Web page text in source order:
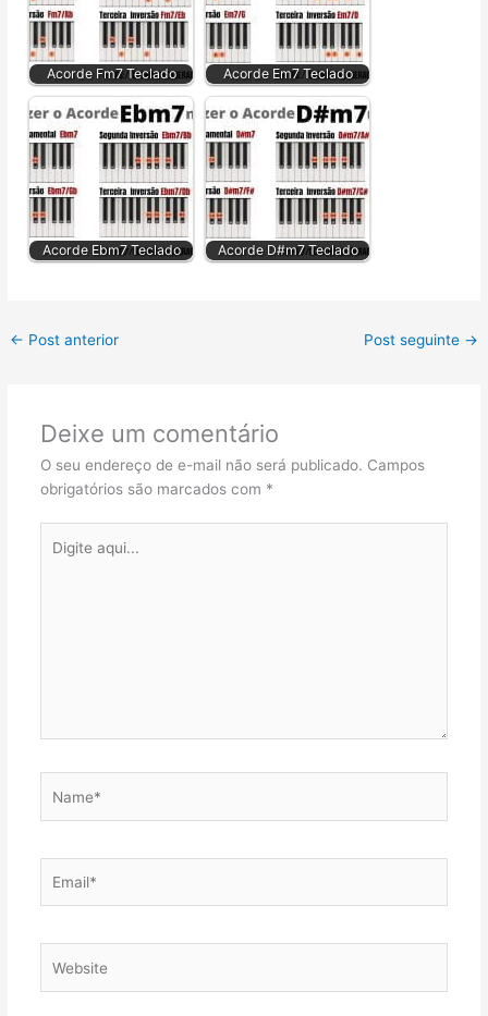
Acorde Fm7 Teclado Acorde Em7 Teclado
Acorde Ebm7 Teclado Acorde D#m7 Teclado
← Post anterior Post seguinte →
Deixe um comentário
O seu endereço de e-mail não será publicado. Campos
obrigatórios são marcados com *
aqui...